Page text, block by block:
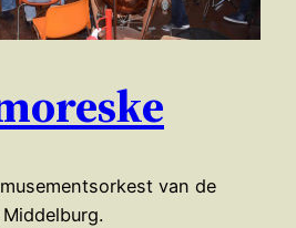
van de